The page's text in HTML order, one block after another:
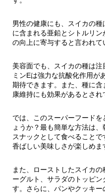
男性の健康にも、スイカの
に含まれる亜鉛とシトルリ
の向上に寄与すると言われて
美容面でも、スイカの種は
ミンEは強力な抗酸化作用が
期待できます。また、種に
康維持にも効果があるとされ
では、このスーパーフード
ょうか？最も簡単な方法は
スナックとして食べることで
香ばしい美味しさが楽しめま
また、ローストしたスイカ
ーグルト、サラダのトッピ
す。さらに、パンやクッキ